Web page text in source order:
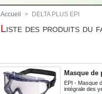
Accueil > DELTA PLUS EPI
Liste des produits du
Masque
EPI - Masque
intégrale des